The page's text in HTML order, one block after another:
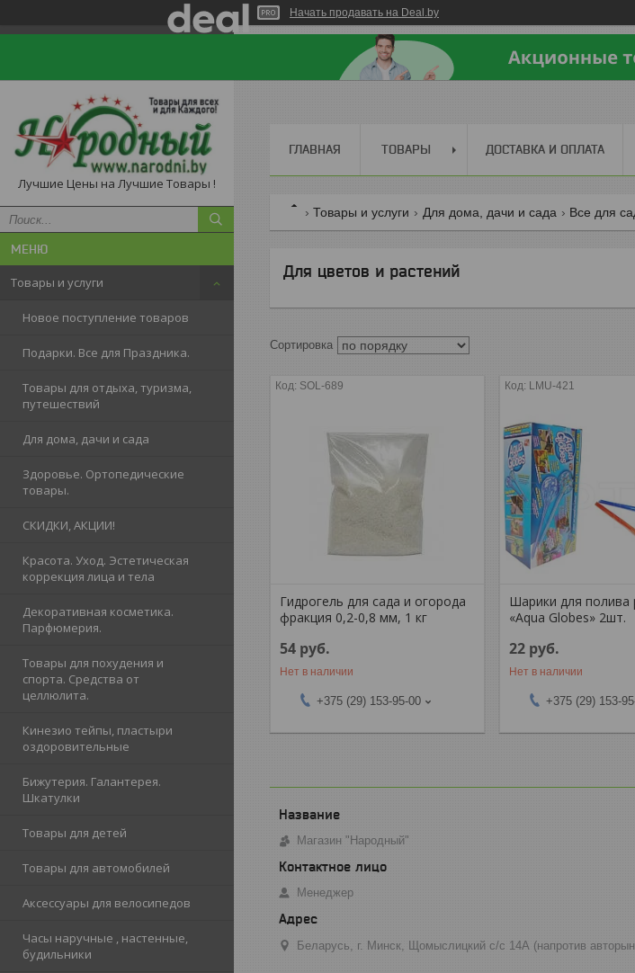
Начать продавать на Deal.by
Лучшие Цены на Лучшие Товары !
Товары и услуги
Новое поступление товаров
Подарки. Все для Праздника.
Товары для отдыха, туризма,
путешествий
Для дома, дачи и сада
Здоровье. Ортопедические
товары.
СКИДКИ, АКЦИИ!
Красота. Уход. Эстетическая
коррекция лица и тела
Декоративная косметика.
Парфюмерия.
Товары для похудения и
спорта. Средства от
целлюлита.
Кинезио тейпы, пластыри
оздоровительные
Бижутерия. Галантерея.
Шкатулки
Товары для детей
Товары для автомобилей
Аксессуары для велосипедов
Часы наручные , настенные,
будильники
ГЛАВНАЯ ТОВАРЫ ДОСТАВКА И ОПЛАТА
Товары и услуги Для дома, дачи и сада Все для
Для цветов и растений
SOL-689
Гидрогель для сада и огорода
фракция 0,2-0,8 мм, 1 кг
54 руб.
Нет в наличии
+375 (29) 153-95-00
LMU-421
Шарики для полива
«Aqua Globes» 2шт.
22 руб.
Нет в наличии
+375 (29) 153-
Магазин "Народный"
Менеджер
Беларусь, г. Минск, Щомыслицкий с/с 14А (напротив